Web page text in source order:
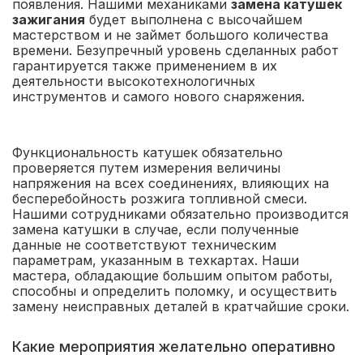
появления. Нашими механиками замена катушек
зажигания будет выполнена с высочайшем
мастерством и не займет большого количества
времени. Безупречный уровень сделанных работ
гарантируется также применением в их
деятельности высокотехнологичных
инструментов и самого нового снаряжения.
Функциональность катушек обязательно
проверяется путем измерения величины
напряжения на всех соединениях, влияющих на
бесперебойность розжига топливной смеси.
Нашими сотрудниками обязательно производится
замена катушки в случае, если полученные
данные не соответствуют техническим
параметрам, указанным в техкартах. Наши
мастера, обладающие большим опытом работы,
способны и определить поломку, и осуществить
замену неисправных деталей в кратчайшие сроки.
Какие мероприятия желательно оперативно